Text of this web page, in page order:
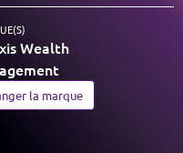
Wealth
la marque